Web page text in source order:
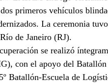
primeros vehículos
La ceremonia
de Janeiro (RJ).
se realizó
con el apoyo del
Batallón-Escuela de